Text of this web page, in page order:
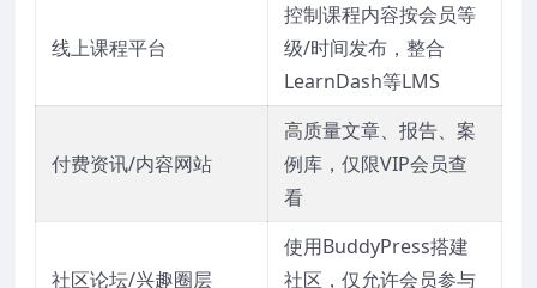
线上课程平台
控制课程内容按会员等
级/时间发布，整合
LearnDash等LMS
付费资讯/内容网站
高质量文章、报告、案
例库，仅限VIP会员查
看
社区论坛/兴趣圈层
使用BuddyPress搭建
社区，仅允许会员参与